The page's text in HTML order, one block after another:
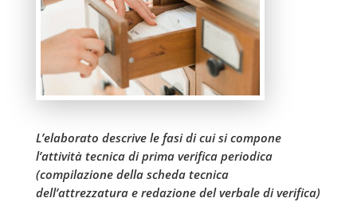
L’elaborato descrive le fasi di cui si compone
l’attività tecnica di prima verifica periodica
(compilazione della scheda tecnica
dell’attrezzatura e redazione del verbale di verifica)